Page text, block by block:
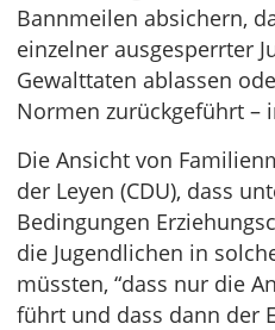
Bannmeilen absichern,
einzelner ausgesperrter
Gewalttaten ablassen
Normen zurückgeführt –
Die Ansicht von
der Leyen (CDU), dass
Bedingungen
die Jugendlichen in
müssten, “dass nur die
führt und dass dann der